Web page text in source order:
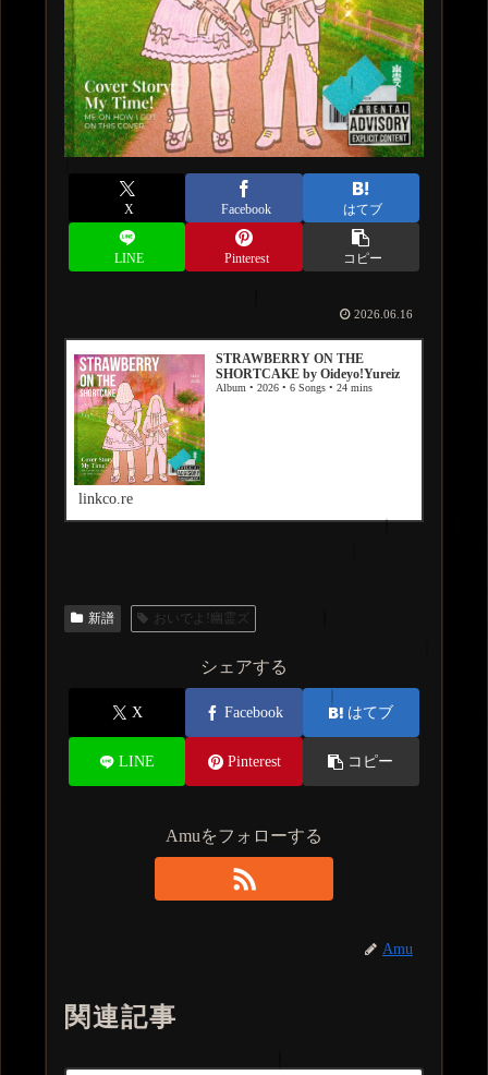
X Facebook はてブ
LINE Pinterest コピー
2026.06.16
STRAWBERRY ON THE
SHORTCAKE by Oideyo!Yureiz
Album • 2026 • 6 Songs • 24 mins
linkco.re
新譜 おいでよ!幽霊ズ
シェアする
X Facebook はてブ
LINE Pinterest コピー
Amuをフォローする
Amu
関連記事